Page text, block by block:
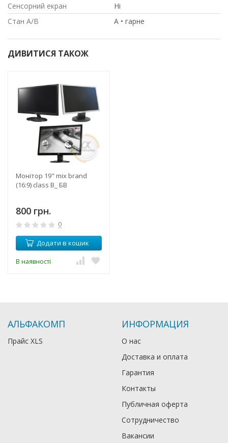
Сенсорний екран
Ні
Стан A/B
A • гарне
ДИВИТИСЯ ТАКОЖ
Монітор 19" mix brand
(16:9) class B_ БВ
800 грн.
0
Додати в кошик
В наявності
АЛЬФАКОМП
Прайс XLS
ИНФОРМАЦИЯ
О нас
Доставка и оплата
Гарантия
Контакты
Публичная оферта
Сотрудничество
Вакансии